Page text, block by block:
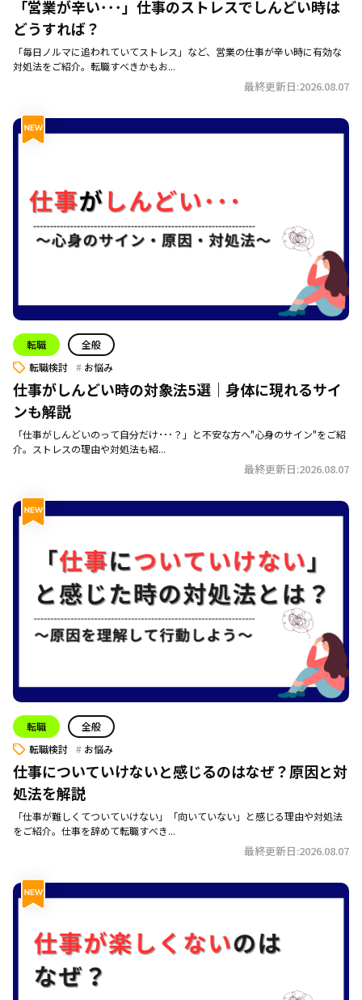
「営業が辛い･･･」仕事のストレスでしんどい時は
どうすれば？
「毎日ノルマに追われていてストレス」など、営業の仕事が辛い時に有効な
対処法をご紹介。転職すべきかもお...
最終更新日:2026.08.07
転職
全般
転職検討
お悩み
仕事がしんどい時の対象法5選｜身体に現れるサイ
ンも解説
「仕事がしんどいのって自分だけ･･･？」と不安な方へ"心身のサイン"をご紹
介。ストレスの理由や対処法も紹...
最終更新日:2026.08.07
転職
全般
転職検討
お悩み
仕事についていけないと感じるのはなぜ？原因と対
処法を解説
「仕事が難しくてついていけない」「向いていない」と感じる理由や対処法
をご紹介。仕事を辞めて転職すべき...
最終更新日:2026.08.07